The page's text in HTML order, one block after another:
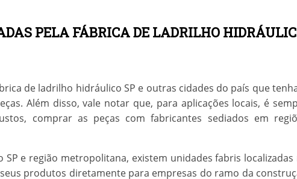
PELA FÁBRICA DE LADRILHO
de ladrilho hidráulico SP e outras cidades do país que
Além disso, vale notar que, para aplicações locais, é
comprar as peças com fabricantes sediados em
SP e região metropolitana, existem unidades fabris localizadas
produtos diretamente para empresas do ramo da